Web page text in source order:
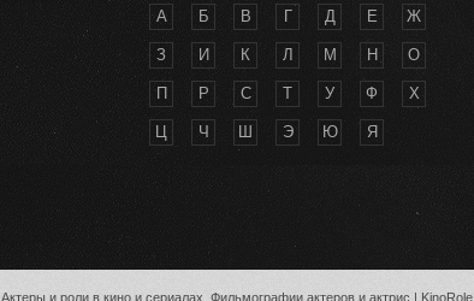
А Б В Г Д Е Ж
З И К Л М Н О
П Р С Т У Ф Х
Ц Ч Ш Э Ю Я
Актеры и роли в кино и сериалах. Фильмографии актеров и актрис |